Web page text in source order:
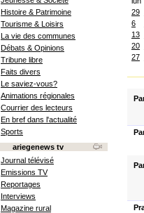
Histoire & Patrimoine
Tourisme & Loisirs
La vie des communes
Débats & Opinions
Tribune libre
Faits divers
Le saviez-vous?
Animations régionales
Courrier des lecteurs
En bref dans l'actualité
Sports
ariegenews tv
Journal télévisé
Emissions TV
Reportages
Interviews
Magazine rural
29
6
13
20
27